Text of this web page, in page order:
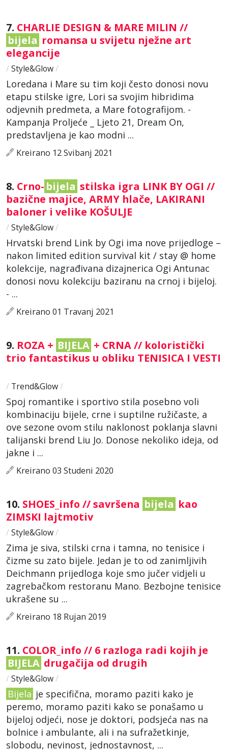
7. CHARLIE DESIGN & MARE MILIN //
bijela romansa u svijetu nježne art
elegancije
/ Style&Glow/
Loredana i Mare su tim koji često donosi novu
etapu stilske igre, Lori sa svojim hibridima
odjevnih predmeta, a Mare fotografijom. -
Kampanja Proljeće _ Ljeto 21, Dream On,
predstavljena je kao modni ...
Kreirano 12 Svibanj 2021
8. Crno- bijela stilska igra LINK BY OGI //
bazične majice, ARMY hlače, LAKIRANI
baloner i velike KOŠULJE
/ Style&Glow/
Hrvatski brend Link by Ogi ima nove prijedloge –
nakon limited edition survival kit / stay @ home
kolekcije, nagrađivana dizajnerica Ogi Antunac
donosi novu kolekciju baziranu na crnoj i bijeloj.
- ...
Kreirano 01 Travanj 2021
9. ROZA + BIJELA + CRNA // koloristički
trio fantastikus u obliku TENISICA I VESTI
/ Trend&Glow/
Spoj romantike i sportivo stila posebno voli
kombinaciju bijele, crne i suptilne ružičaste, a
ove sezone ovom stilu naklonost poklanja slavni
talijanski brend Liu Jo. Donose nekoliko ideja, od
jakne i ...
Kreirano 03 Studeni 2020
10. SHOES_info // savršena bijela kao
ZIMSKI lajtmotiv
/ Style&Glow/
Zima je siva, stilski crna i tamna, no tenisice i
čizme su zato bijele. Jedan je to od zanimljivih
Deichmann prijedloga koje smo jučer vidjeli u
zagrebačkom restoranu Mano. Bezbojne tenisice
ukrašene su ...
Kreirano 18 Rujan 2019
11. COLOR_info // 6 razloga radi kojih je
BIJELA drugačija od drugih
/ Style&Glow/
Bijela je specifična, moramo paziti kako je
peremo, moramo paziti kako se ponašamo u
bijeloj odjeći, nose je doktori, podsjeća nas na
bolnice i ambulante, ali i na sufražetkinje,
slobodu, nevinost, jednostavnost, ...